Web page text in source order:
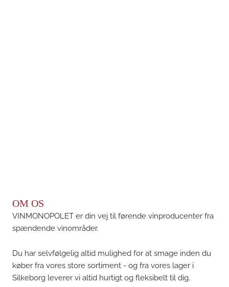
OM OS
VINMONOPOLET er din vej til førende vinproducenter fra
spændende vinområder.
Du har selvfølgelig altid mulighed for at smage inden du
køber fra vores store sortiment - og fra vores lager i
Silkeborg leverer vi altid hurtigt og fleksibelt til dig.